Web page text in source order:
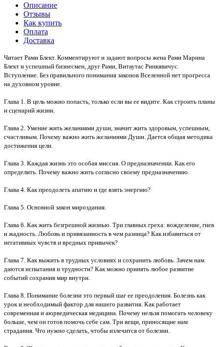
Описание
Отзывы
Как купить
Оплата
Доставка
Читает Рами Блект. Комментируют и задают вопросы жена Рами Марина
Блект и успешный бизнесмен, друг Рами, Витаутас Ринкявичус.
Вступление. Без правильного понимания законов Вселенной нет прогресса
на духовном уровне.
Глава 1. В цель можно попасть, только если вы ее видите. Как строить планы
и сценарий жизни.
Глава 2. Умение жить желаниями души, значит жить здоровым, успешным,
счастливым. Почему важно жить желаниями Души. Дается общая методика
достижения цели.
Глава 3. Каждая жизнь это особая миссия. О предназначении. Как его
определить. Почему важно жить согласно своему предназначению.
Глава 4. Как преодолеть апатию и где взять энергию?
Глава 5. Основной закон мироздания.
Глава 6. Как жить безгрешной жизнью. Три главных греха: вожделение, гнев
и жадность. Любовь и привязанность в чем разница? Как избавиться от
негативных чувств и вредных привычек?
Глава 7. Как выжить в трудных условиях и сохранить любовь. Зачем нам
даются испытания и трудности? Как можно принять любое развитие
событий сохранив мир внутри.
Глава 8. Понимание болезни это первый шаг ее преодоления. Болезнь как
урок и необходимый фактор для нашего развития. Как работает
современная и аюрведическая медицина. Почему нельзя помогать человеку
больше, чем он готов помочь себе сам. Три вещи, приносящие нам
страдания. Что нужно сделать, чтобы излечится от болезни.